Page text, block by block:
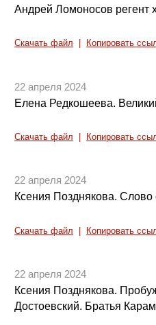
Андрей Ломоносов
Скачать файл Копировать
22 апреля 2024
Елена Редкошеева.
Скачать файл Копировать
22 апреля 2024
Ксения Позднякова.
Скачать файл Копировать
22 апреля 2024
Ксения Позднякова.
Достоевский. Братья